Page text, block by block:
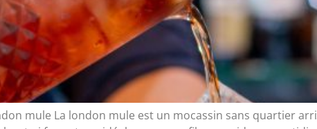
mule La london mule est un mocassin sans quartier